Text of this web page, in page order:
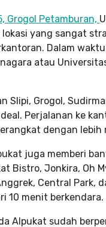
Grogol Petamburan,
yang sangat
Dalam
atau
Slipi, Grogol,
Perjalanan ke
dengan
juga memberi
Bistro, Jonkira, Oh
Central Park,
10 menit berkendara.
Alpukat sudah